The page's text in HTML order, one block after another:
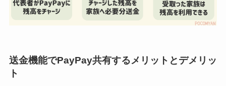
送金機能でPayPay共有するメリットとデメリッ
ト